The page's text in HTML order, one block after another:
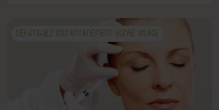
DÉFATIGUEZ INSTANTANÉMENT VOTRE VISAGE